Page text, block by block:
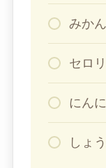
みか
セロ
にん
しょ